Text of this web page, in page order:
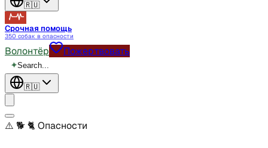
🇷🇺
Срочная помощь
350 собак в опасности
Волонтёр Пожертвовать
✦Search...
🇷🇺
⚠️ 🐕 🐈 Опасности